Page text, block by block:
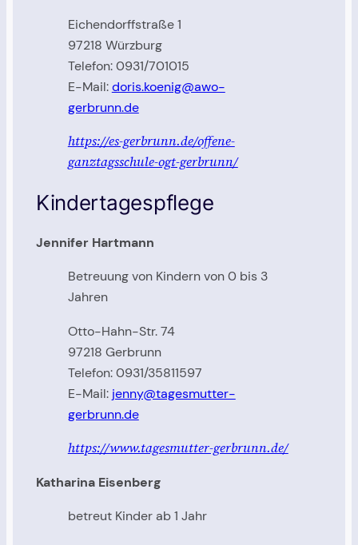
Eichendorffstraße 1
97218 Würzburg
Telefon: 0931/701015
E-Mail:doris.koenig@awo-
gerbrunn.de
https://es-gerbrunn.de/offene-
ganztagsschule-ogt-gerbrunn/
Kindertagespflege
Jennifer Hartmann
Betreuung von Kindern von 0 bis 3
Jahren
Otto-Hahn-Str. 74
97218 Gerbrunn
Telefon: 0931/35811597
E-Mail: jenny@tagesmutter-
gerbrunn.de
https://www.tagesmutter-gerbrunn.de/
Katharina Eisenberg
betreut Kinder ab 1 Jahr